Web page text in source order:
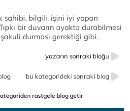
sahibi, bilgili, işini iyi yapan
bir duvarın ayakta durabilmesi
durması gerektiği gibi.
yazarın sonraki bloğu
bu kategorideki sonraki blog
rastgele blog getir